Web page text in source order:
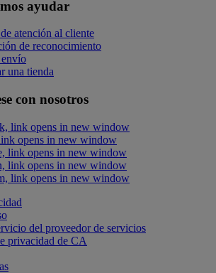
ayudar
atención al cliente
de reconocimiento
una tienda
con nosotros
link opens in new window
opens in new window
link opens in new window
link opens in new window
link opens in new window
del proveedor de servicios
privacidad de CA